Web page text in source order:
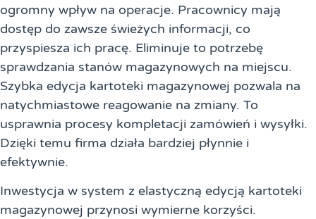
ogromny wpływ na operacje. Pracownicy mają
dostęp do zawsze świeżych informacji, co
przyspiesza ich pracę. Eliminuje to potrzebę
sprawdzania stanów magazynowych na miejscu.
Szybka edycja kartoteki magazynowej pozwala na
natychmiastowe reagowanie na zmiany. To
usprawnia procesy kompletacji zamówień i wysyłki.
Dzięki temu firma działa bardziej płynnie i
efektywnie.
Inwestycja w system z elastyczną edycją kartoteki
magazynowej przynosi wymierne korzyści.